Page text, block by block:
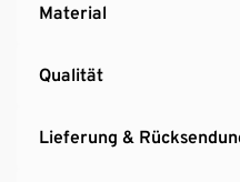
Material
Qualität
Lieferung &